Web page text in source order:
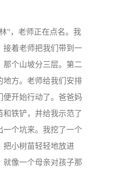
”，老师正在点名。我
接着老师把我们带到一
那个山坡分三层。第二
地方。老师给我们安排
便开始行动了。爸爸妈
和铁铲，并给我示范了
一个坑来。我挖了一个
把小树苗轻轻地放进
就像一个母亲对孩子那